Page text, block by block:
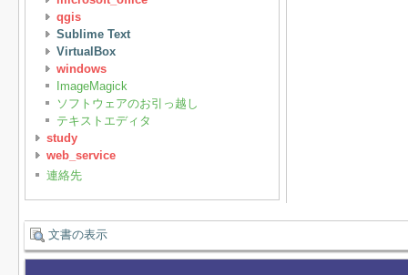
qgis
Sublime Text
VirtualBox
windows
ImageMagick
ソフトウェアのお引っ越し
テキストエディタ
study
web_service
連絡先
文書の表示